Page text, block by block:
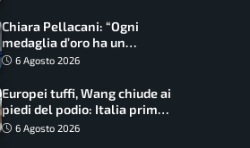
Chiara Pellacani: “Ogni
medaglia d’oro ha un
significato diverso. Ho fatto
6 Agosto 2026
Europei tuffi, Wang chiude ai
piedi del podio: Italia prima
nel medagliere
6 Agosto 2026